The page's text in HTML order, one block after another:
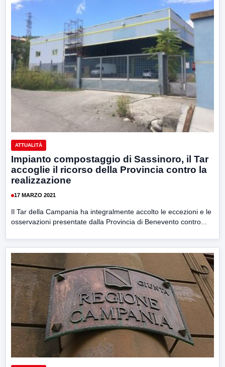
ATTUALITÀ
Impianto compostaggio di Sassinoro, il Tar
accoglie il ricorso della Provincia contro la
realizzazione
17 MARZO 2021
Il Tar della Campania ha integralmente accolto le eccezioni e le
osservazioni presentate dalla Provincia di Benevento contro...